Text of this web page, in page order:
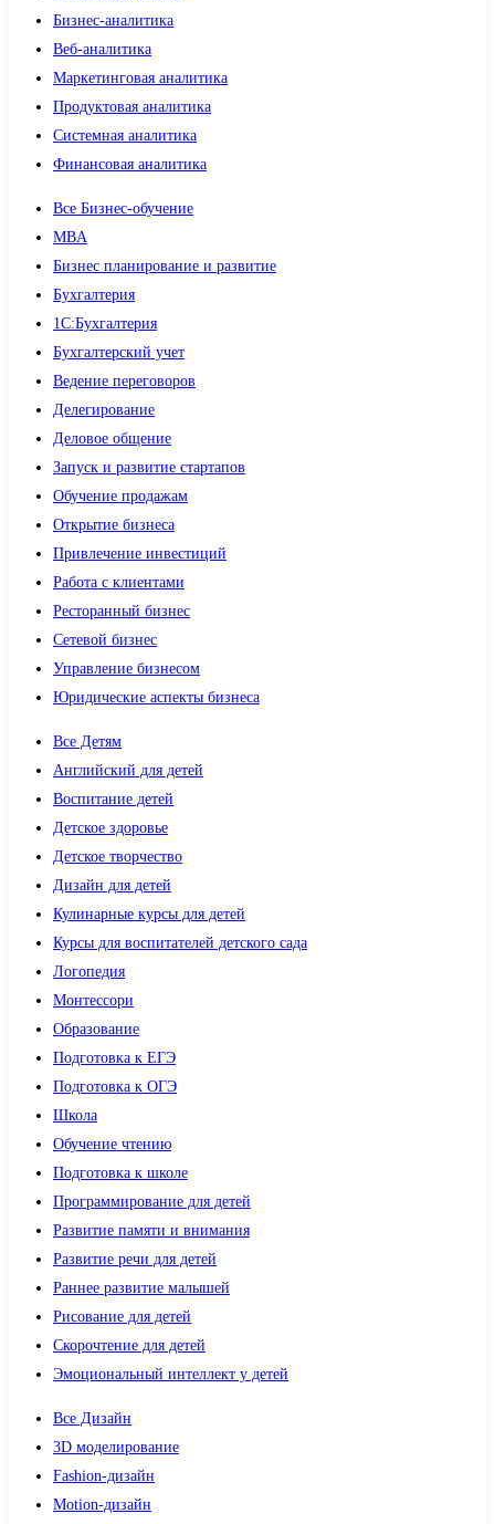
Бизнес-аналитика
Веб-аналитика
Маркетинговая аналитика
Продуктовая аналитика
Системная аналитика
Финансовая аналитика
Все Бизнес-обучение
MBA
Бизнес планирование и развитие
Бухгалтерия
1C:Бухгалтерия
Бухгалтерский учет
Ведение переговоров
Делегирование
Деловое общение
Запуск и развитие стартапов
Обучение продажам
Открытие бизнеса
Привлечение инвестиций
Работа с клиентами
Ресторанный бизнес
Сетевой бизнес
Управление бизнесом
Юридические аспекты бизнеса
Все Детям
Английский для детей
Воспитание детей
Детское здоровье
Детское творчество
Дизайн для детей
Кулинарные курсы для детей
Курсы для воспитателей детского сада
Логопедия
Монтессори
Образование
Подготовка к ЕГЭ
Подготовка к ОГЭ
Школа
Обучение чтению
Подготовка к школе
Программирование для детей
Развитие памяти и внимания
Развитие речи для детей
Раннее развитие малышей
Рисование для детей
Скорочтение для детей
Эмоциональный интеллект у детей
Все Дизайн
3D моделирование
Fashion-дизайн
Motion-дизайн